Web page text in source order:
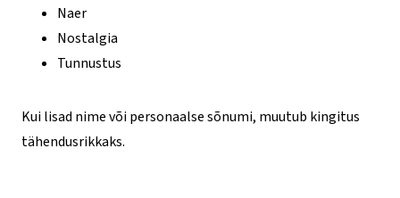
Naer
Nostalgia
Tunnustus
Kui lisad nime või personaalse sõnumi, muutub kingitus
tähendusrikkaks.